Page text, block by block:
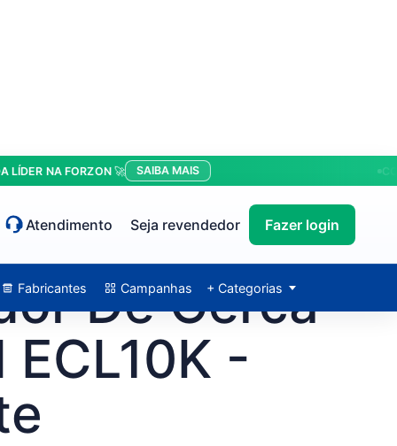
NA FORZON 🚀 SAIBA MAIS
Atendimento Seja revendedor Fazer login
Fabricantes Campanhas + Categorias
De Cerca
-